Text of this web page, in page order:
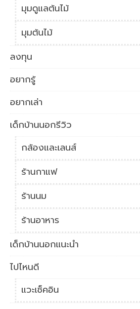
มุมดูแลต้นไม้
มุมต้นไม้
ลงทุน
อยากรู้
อยากเล่า
เด็กบ้านนอกรีวิว
กล้องและเลนส์
ร้านกาแฟ
ร้านนม
ร้านอาหาร
เด็กบ้านนอกแนะนำ
ไปไหนดี
แวะเช็คอิน